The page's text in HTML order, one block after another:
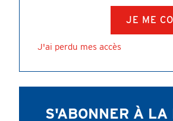
J'ai perdu mes accès
S'ABONNER À LA